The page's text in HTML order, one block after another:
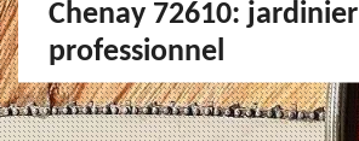
Chenay 72610: jardinier
professionnel